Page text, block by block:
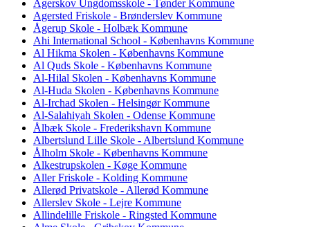
Agerskov Ungdomsskole - Tønder Kommune
Agersted Friskole - Brønderslev Kommune
Ågerup Skole - Holbæk Kommune
Ahi International School - Københavns Kommune
Al Hikma Skolen - Københavns Kommune
Al Quds Skole - Københavns Kommune
Al-Hilal Skolen - Københavns Kommune
Al-Huda Skolen - Københavns Kommune
Al-Irchad Skolen - Helsingør Kommune
Al-Salahiyah Skolen - Odense Kommune
Ålbæk Skole - Frederikshavn Kommune
Albertslund Lille Skole - Albertslund Kommune
Ålholm Skole - Københavns Kommune
Alkestrupskolen - Køge Kommune
Aller Friskole - Kolding Kommune
Allerød Privatskole - Allerød Kommune
Allerslev Skole - Lejre Kommune
Allindelille Friskole - Ringsted Kommune